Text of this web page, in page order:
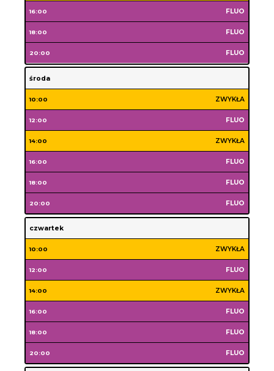
poniedziałek
wtorek